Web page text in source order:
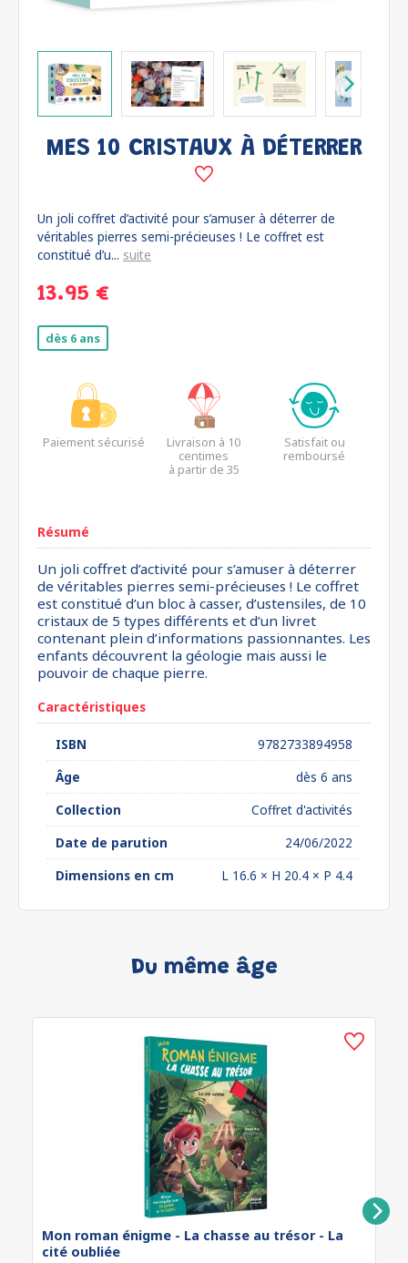
MES 10 CRISTAUX À DÉTERRER
Un joli coffret d’activité pour s’amuser à déterrer de
véritables pierres semi-précieuses ! Le coffret est
constitué d’u... suite
13.95 €
dès 6 ans
Paiement sécurisé
Livraison à 10
centimes
à partir de 35
Satisfait ou
remboursé
Résumé
Un joli coffret d’activité pour s’amuser à déterrer
de véritables pierres semi-précieuses ! Le coffret
est constitué d’un bloc à casser, d’ustensiles, de 10
cristaux de 5 types différents et d’un livret
contenant plein d’informations passionnantes. Les
enfants découvrent la géologie mais aussi le
pouvoir de chaque pierre.
Caractéristiques
ISBN
9782733894958
Âge
dès 6 ans
Collection
Coffret d'activités
Date de parution
24/06/2022
Dimensions en cm
L 16.6 × H 20.4 × P 4.4
Du même âge
Mon roman énigme - La chasse au trésor - La
cité oubliée